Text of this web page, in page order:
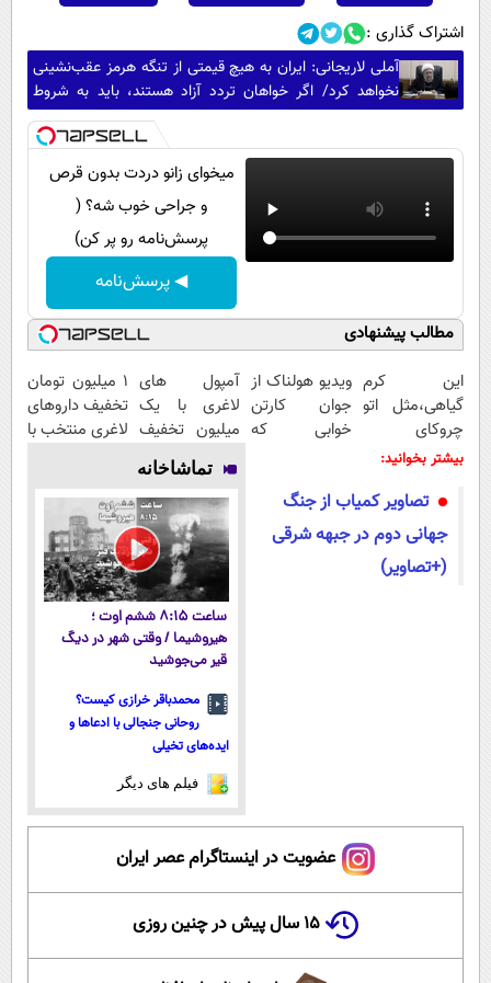
اشتراک گذاری :
آملی‌ لاریجانی: ایران به هیچ قیمتی از تنگه هرمز عقب‌نشینی
نخواهد کرد/ اگر خواهان تردد آزاد هستند، باید به شروط
تفاهمنامه عمل کنند
میخوای زانو دردت بدون قرص
و جراحی خوب شه؟ (
پرسش‌نامه رو پر کن)
◀ پرسش‌نامه
مطالب پیشنهادی
این کرم
گیاهی،مثل اتو
چروکای
پوستتوصاف
ویدیو هولناک از
جوان کارتن
خوابی که
آمپول های
لاغری با یک
میلیون تخفیف
| ارسال از
داروخانه های
معتبر
۱ میلیون تومان
تخفیف داروهای
لاغری منتخب با
نزدیکت
بیشتر بخوانید:
تصاویر کمیاب از جنگ
جهانی دوم در جبهه شرقی
(+تصاویر)
تماشاخانه
ساعت ۸:۱۵ ششم اوت ؛
هیروشیما / وقتی شهر در دیگ
قیر می‌جوشید
محمدباقر خرازی کیست؟
روحانی جنجالی با ادعاها و
ایده‌های تخیلی
فیلم های دیگر
عضویت در اینستاگرام عصر ایران
۱۵ سال پیش در چنین روزی